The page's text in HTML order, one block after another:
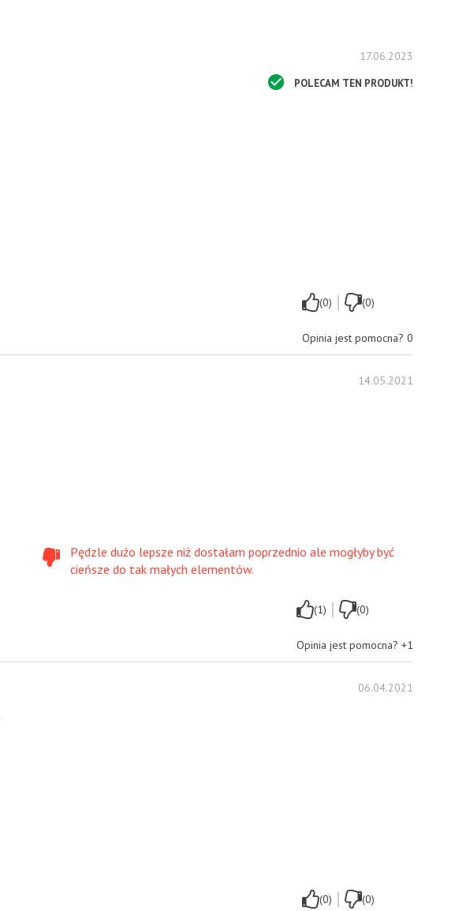
17.06.2023
POLECAM TEN PRODUKT!
(0) | (0)
Opinia jest pomocna? 0
14.05.2021
Pędzle dużo lepsze niż dostałam poprzednio ale mogłyby być
cieńsze do tak małych elementów.
(1) | (0)
Opinia jest pomocna? +1
06.04.2021
(0) | (0)